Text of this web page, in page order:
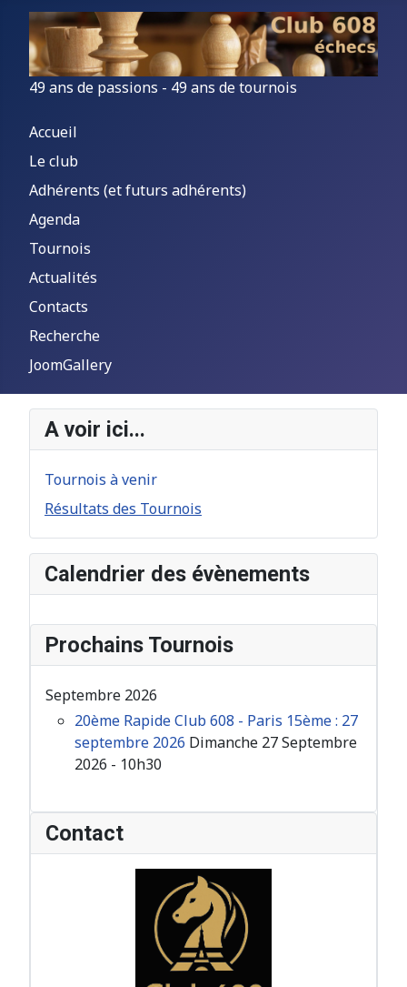
49 ans de passions - 49 ans de tournois
Accueil
Le club
Adhérents (et futurs adhérents)
Agenda
Tournois
Actualités
Contacts
Recherche
JoomGallery
A voir ici...
Tournois à venir
Résultats des Tournois
Calendrier des évènements
Prochains Tournois
Septembre 2026
20ème Rapide Club 608 - Paris 15ème : 27
septembre 2026 Dimanche 27 Septembre
2026 - 10h30
Contact